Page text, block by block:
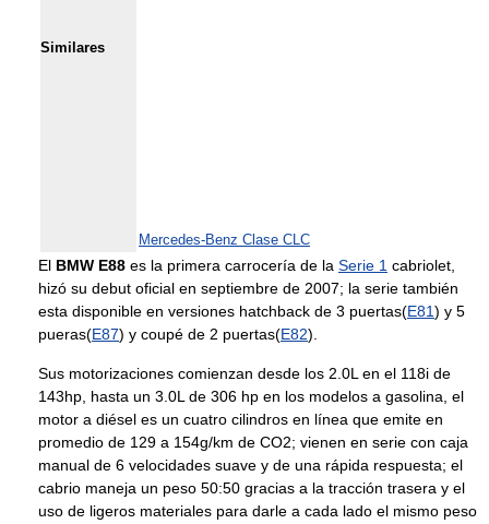
Similares
Mercedes-Benz Clase CLC
El BMW E88 es la primera carrocería de la Serie 1 cabriolet,
hizó su debut oficial en septiembre de 2007; la serie también
esta disponible en versiones hatchback de 3 puertas(E81) y 5
pueras(E87) y coupé de 2 puertas(E82).
Sus motorizaciones comienzan desde los 2.0L en el 118i de
143hp, hasta un 3.0L de 306 hp en los modelos a gasolina, el
motor a diésel es un cuatro cilindros en línea que emite en
promedio de 129 a 154g/km de CO2; vienen en serie con caja
manual de 6 velocidades suave y de una rápida respuesta; el
cabrio maneja un peso 50:50 gracias a la tracción trasera y el
uso de ligeros materiales para darle a cada lado el mismo peso